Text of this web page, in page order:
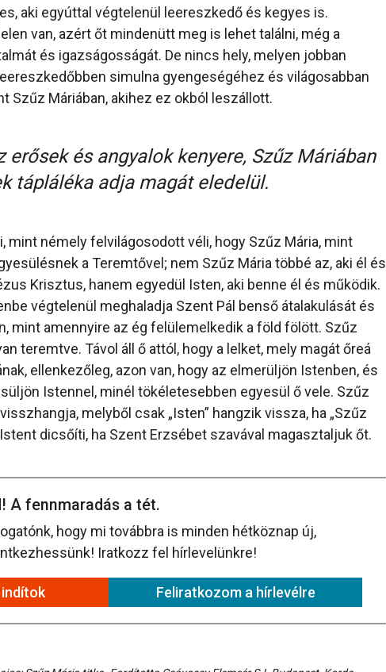
aki egyúttal végtelenül leereszkedő és kegyes is.
van, azért őt mindenütt meg is lehet találni, még a
és igazságosságát. De nincs hely, melyen jobban
simulna gyengeségéhez és világosabban
Szűz Máriában, akihez ez okból leszállott.
és angyalok kenyere, Szűz Máriában
tápláléka adja magát eledelül.
mint némely felvilágosodott véli, hogy Szűz Mária, mint
a Teremtővel; nem Szűz Mária többé az, aki él és
Krisztus, hanem egyedül Isten, aki benne él és működik.
végtelenül meghaladja Szent Pál benső átalakulását és
mint amennyire az ég felülemelkedik a föld fölött. Szűz
teremtve. Távol áll ő attól, hogy a lelket, mely magát őreá
ellenkezőleg, azon van, hogy az elmerüljön Istenben, és
Istennel, minél tökéletesebben egyesül ő vele. Szűz
melyből csak „Isten” hangzik vissza, ha „Szűz
dicsőíti, ha Szent Erzsébet szavával magasztaljuk őt.
A fennmaradás a tét.
hogy mi továbbra is minden hétköznap új,
Iratkozz fel hírlevelünkre!
Feliratkozom a hírlevélre